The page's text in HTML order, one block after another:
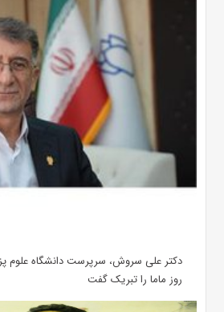
دکتر علی سروش، سرپرست دانشگاه علوم
روز ماما را تبریک گفت